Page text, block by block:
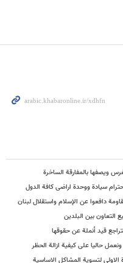
ویصفها بالمفارقة الساخرة
سیادة ووحدة اراضی کافة الدول
دافعوا عن الإسلام واستقلال لبنان
التعاون بین البلدین
قید أنملة عن حقوقها
حالیا علی کیفیة ازالة الحظر
لتسویة المشاکل الاساسیة